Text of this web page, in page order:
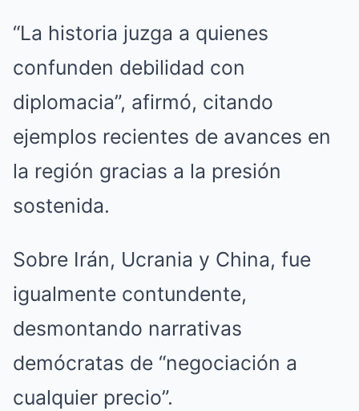
“La historia juzga a quienes
confunden debilidad con
diplomacia”, afirmó, citando
ejemplos recientes de avances en
la región gracias a la presión
sostenida.
Sobre Irán, Ucrania y China, fue
igualmente contundente,
desmontando narrativas
demócratas de “negociación a
cualquier precio”.